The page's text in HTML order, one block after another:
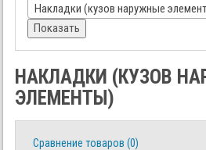
Накладки (кузов наружные
Показать
НАКЛАДКИ (КУЗОВ
ЭЛЕМЕНТЫ)
Сравнение товаров (0)